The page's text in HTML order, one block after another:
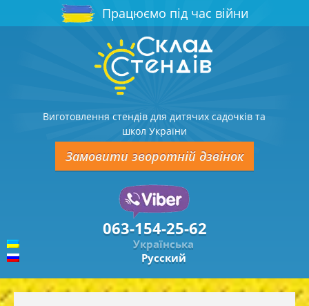
Працюємо під час війни
Виготовлення стендів для дитячих садочків та
школ України
Замовити зворотній дзвінок
063-154-25-62
Українська
Русский